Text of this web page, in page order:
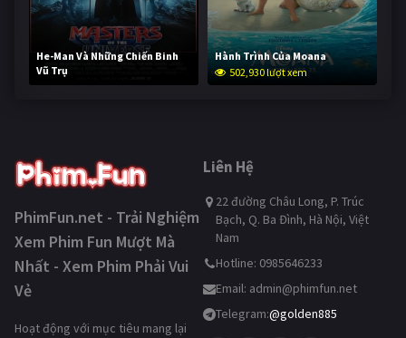
He-Man Và Những Chiến Binh
Vũ Trụ
252,907 lượt xem
Hành Trình Của Moana
502,930 lượt xem
PhimFun.net - Trải Nghiệm
Xem Phim Fun Mượt Mà
Nhất - Xem Phim Phải Vui
Vẻ
Hoạt động với mục tiêu mang lại
Liên Hệ
22 đường Châu Long, P. Trúc
Bạch, Q. Ba Đình, Hà Nội, Việt
Nam
Hotline: 0985646233
Email: admin@phimfun.net
Telegram:@golden885